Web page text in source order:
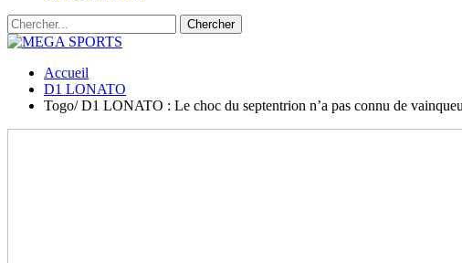
Accueil
D1 LONATO
Togo/ D1 LONATO : Le choc du septentrion n’a pas connu de